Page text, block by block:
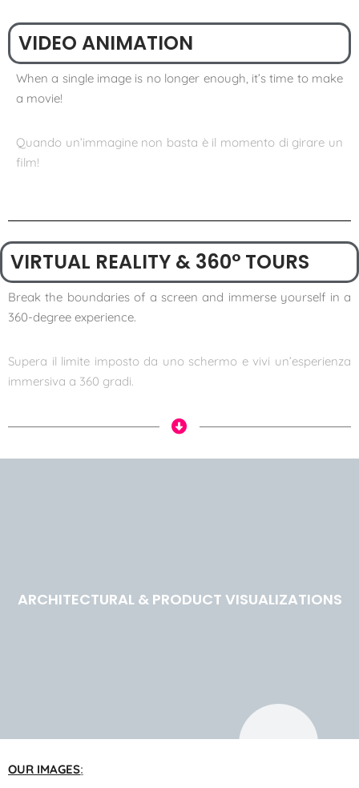
VIDEO ANIMATION
When a single image is no longer enough, it’s time to make
a movie!
Quando un’immagine non basta è il momento di girare un
film!
VIRTUAL REALITY & 360° TOURS
Break the boundaries of a screen and immerse yourself in a
360-degree experience.
Supera il limite imposto da uno schermo e vivi un’esperienza
immersiva a 360 gradi.
ARCHITECTURAL & PRODUCT VISUALIZATIONS
OUR IMAGES: